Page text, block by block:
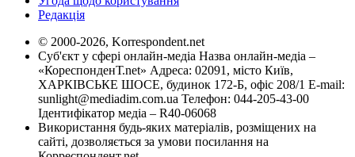
Редакція
© 2000-2026, Korrespondent.net
Суб'єкт у сфері онлайн-медіа Назва онлайн-медіа –
«КореспонденТ.net» Адреса: 02091, місто Київ,
ХАРКІВСЬКЕ ШОСЕ, будинок 172-Б, офіс 208/1 E-mail:
sunlight@mediadim.com.ua Телефон: 044-205-43-00
Ідентифікатор медіа – R40-06068
Використання будь-яких матеріалів, розміщених на
сайті, дозволяється за умови посилання на